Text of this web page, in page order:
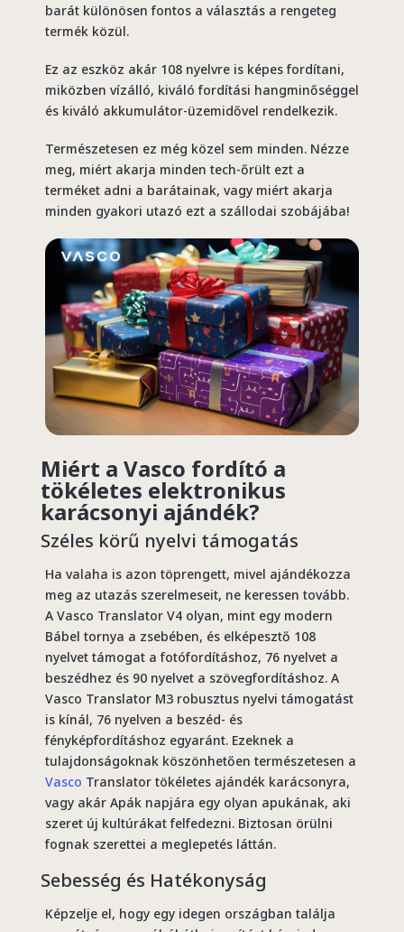
barát különösen fontos a választás a rengeteg
termék közül.
Ez az eszköz akár 108 nyelvre is képes fordítani,
miközben vízálló, kiváló fordítási hangminőséggel
és kiváló akkumulátor-üzemidővel rendelkezik.
Természetesen ez még közel sem minden. Nézze
meg, miért akarja minden tech-őrült ezt a
terméket adni a barátainak, vagy miért akarja
minden gyakori utazó ezt a szállodai szobájába!
Miért a Vasco fordító a
tökéletes elektronikus
karácsonyi ajándék?
Széles körű nyelvi támogatás
Ha valaha is azon töprengett, mivel ajándékozza
meg az utazás szerelmeseit, ne keressen tovább.
A Vasco Translator V4 olyan, mint egy modern
Bábel tornya a zsebében, és elképesztő 108
nyelvet támogat a fotófordításhoz, 76 nyelvet a
beszédhez és 90 nyelvet a szövegfordításhoz. A
Vasco Translator M3 robusztus nyelvi támogatást
is kínál, 76 nyelven a beszéd- és
fényképfordításhoz egyaránt. Ezeknek a
tulajdonságoknak köszönhetően természetesen a
Vasco Translator tökéletes ajándék karácsonyra,
vagy akár Apák napjára egy olyan apukának, aki
szeret új kultúrákat felfedezni. Biztosan örülni
fognak szerettei a meglepetés láttán.
Sebesség és Hatékonyság
Képzelje el, hogy egy idegen országban találja